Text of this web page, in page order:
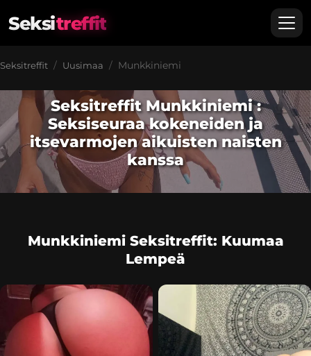
Seksitreffit
Seksitreffit Uusimaa Munkkiniemi
Seksitreffit Munkkiniemi :
Seksiseuraa kokeneiden ja
itsevarmojen aikuisten naisten
kanssa
Munkkiniemi Seksitreffit: Kuumaa
Lempeä